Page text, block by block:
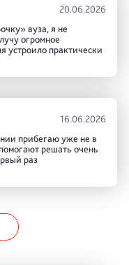
20.06.2026
вуза, я не
огромное
устроило практически
16.06.2026
прибегаю уже не в
решать очень
раз